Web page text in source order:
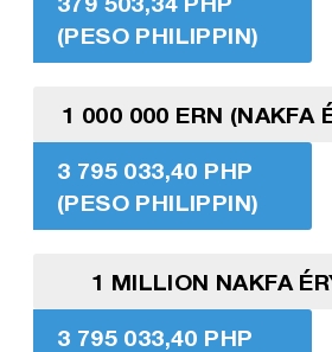
(PESO PHILIPPIN)
1 000 000 ERN (NAKFA
3 795 033,40 PHP
(PESO PHILIPPIN)
1 MILLION NAKFA
3 795 033,40 PHP